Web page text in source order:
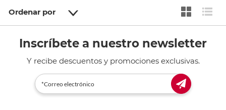
Ordenar por
Inscríbete a nuestro newsletter
Y recibe descuentos y promociones exclusivas.